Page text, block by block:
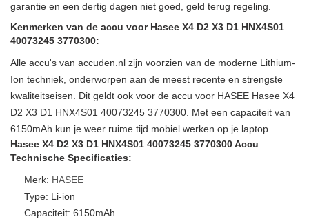
garantie en een dertig dagen niet goed, geld terug regeling.
Kenmerken van de accu voor Hasee X4 D2 X3 D1 HNX4S01
40073245 3770300:
Alle accu's van accuden.nl zijn voorzien van de moderne Lithium-
Ion techniek, onderworpen aan de meest recente en strengste
kwaliteitseisen. Dit geldt ook voor de accu voor HASEE Hasee X4
D2 X3 D1 HNX4S01 40073245 3770300. Met een capaciteit van
6150mAh kun je weer ruime tijd mobiel werken op je laptop.
Hasee X4 D2 X3 D1 HNX4S01 40073245 3770300 Accu
Technische Specificaties:
Merk: HASEE
Type: Li-ion
Capaciteit: 6150mAh